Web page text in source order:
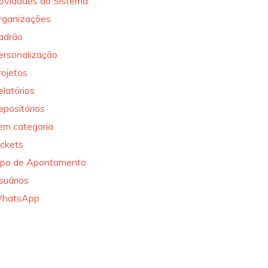
categoria
de Apontamento